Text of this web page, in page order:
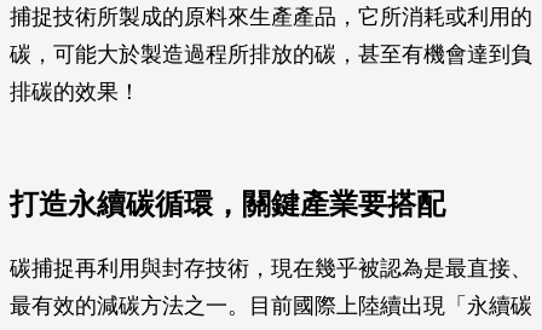
捕捉技術所製成的原料來生產產品，它所消耗或利用的
碳，可能大於製造過程所排放的碳，甚至有機會達到負
排碳的效果！
打造永續碳循環，關鍵產業要搭配
碳捕捉再利用與封存技術，現在幾乎被認為是最直接、
最有效的減碳方法之一。目前國際上陸續出現「永續碳